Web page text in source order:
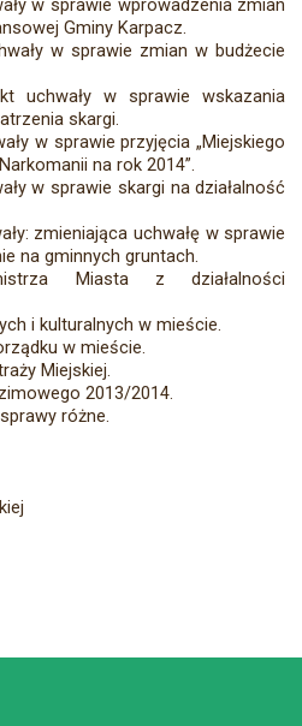
w sprawie wprowadzenia zmian
Gminy Karpacz.
w sprawie zmian w budżecie
uchwały w sprawie wskazania
skargi.
w sprawie przyjęcia „Miejskiego
na rok 2014”.
w sprawie skargi na działalność
zmieniająca uchwałę w sprawie
na gminnych gruntach.
Miasta z działalności
i kulturalnych w mieście.
w mieście.
Miejskiej.
2013/2014.
różne.